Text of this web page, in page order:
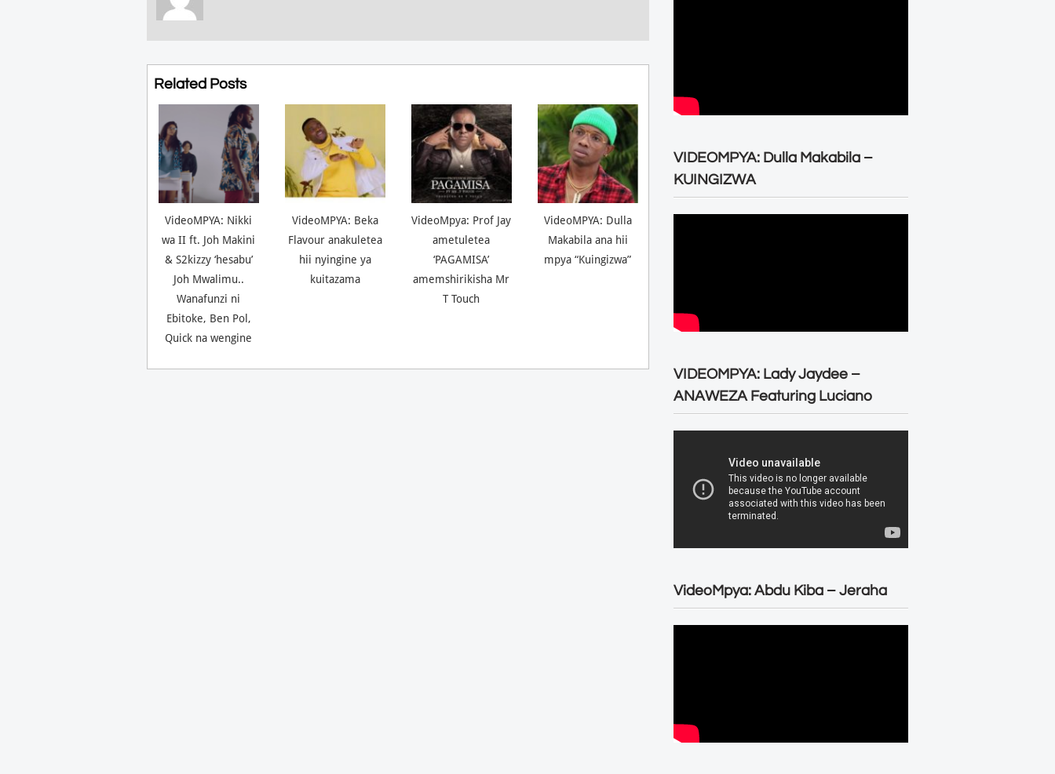
Related Posts
VideoMPYA: Nikki
wa II ft. Joh Makini
& S2kizzy ‘hesabu’
Joh Mwalimu..
Wanafunzi ni
Ebitoke, Ben Pol,
Quick na wengine
VideoMPYA: Beka
Flavour anakuletea
hii nyingine ya
kuitazama
VideoMpya: Prof Jay
ametuletea
‘PAGAMISA’
amemshirikisha Mr
T Touch
VideoMPYA: Dulla
Makabila ana hii
mpya “Kuingizwa”
VIDEOMPYA: Dulla Makabila –
KUINGIZWA
VIDEOMPYA: Lady Jaydee –
ANAWEZA Featuring Luciano
VideoMpya: Abdu Kiba – Jeraha